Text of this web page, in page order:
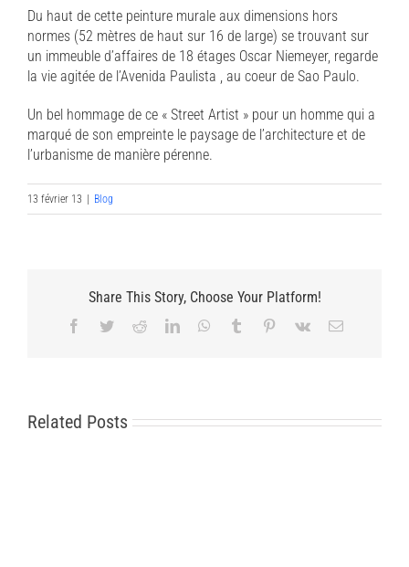
Du haut de cette peinture murale aux dimensions hors
normes (52 mètres de haut sur 16 de large) se trouvant sur
un immeuble d’affaires de 18 étages Oscar Niemeyer, regarde
la vie agitée de l’Avenida Paulista , au coeur de Sao Paulo.
Un bel hommage de ce « Street Artist » pour un homme qui a
marqué de son empreinte le paysage de l’architecture et de
l’urbanisme de manière pérenne.
13 février 13 Blog
Share This Story, Choose Your Platform!
Facebook
TwitterRedditLinkedInWhatsApp
Tumblr Pinterest
Vk Email
Related Posts